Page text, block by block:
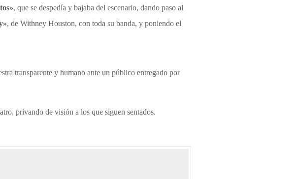
, que se despedía y bajaba del escenario, dando paso al
, de Withney Houston, con toda su banda, y poniendo el
transparente y humano ante un público entregado por
privando de visión a los que siguen sentados.